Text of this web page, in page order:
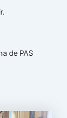
de PAS